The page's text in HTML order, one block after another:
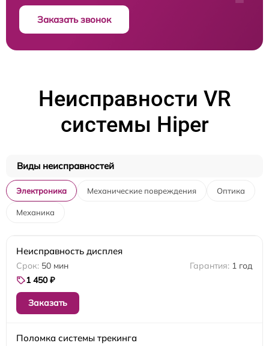
Заказать звонок
Неисправности VR
системы Hiper
Виды неисправностей
Электроника Механические повреждения Оптика
Механика
Неисправность дисплея
50 мин
1 год
1 450 ₽
Заказать
Поломка системы трекинга